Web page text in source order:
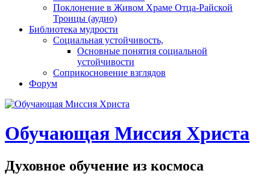
Поклонение в Живом Храме Отца-Райской
Троицы (аудио)
Библиотека мудрости
Социальная устойчивость,
Основные понятия социальной
устойчивости
Соприкосновение взглядов
Форум
Обучающая Миссия Христа
Духовное обучение из космоса